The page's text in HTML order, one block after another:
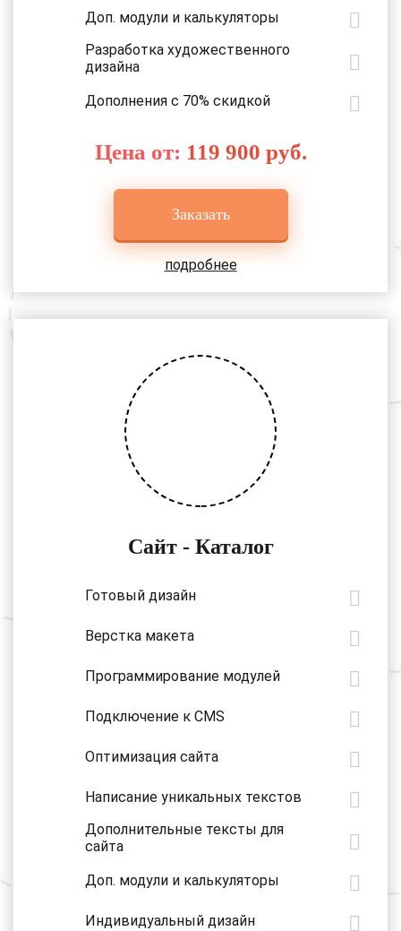
Доп. модули и калькуляторы
Разработка художественного
дизайна
Дополнения с 70% скидкой
Цена от: 119 900 руб.
Заказать
подробнее
Сайт - Каталог
Готовый дизайн
Верстка макета
Программирование модулей
Подключение к CMS
Оптимизация сайта
Написание уникальных текстов
Дополнительные тексты для
сайта
Доп. модули и калькуляторы
Индивидуальный дизайн